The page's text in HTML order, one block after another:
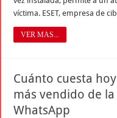
víctima. ESET, empresa de
VER MAS...
Cuánto cuesta
más vendido de
WhatsApp